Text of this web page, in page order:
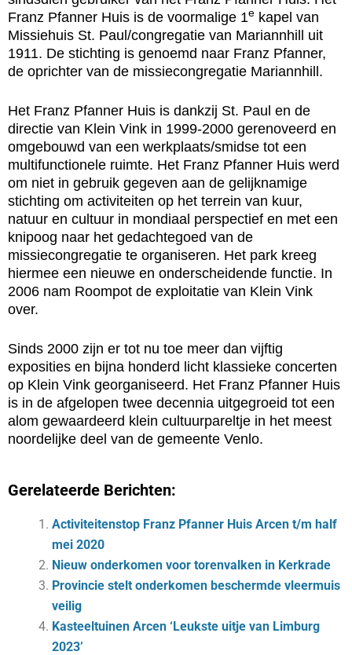
Franz Pfanner Huis is de voormalige 1e kapel van
Missiehuis St. Paul/congregatie van Mariannhill uit
1911. De stichting is genoemd naar Franz Pfanner,
de oprichter van de missiecongregatie Mariannhill.
Het Franz Pfanner Huis is dankzij St. Paul en de
directie van Klein Vink in 1999-2000 gerenoveerd en
omgebouwd van een werkplaats/smidse tot een
multifunctionele ruimte. Het Franz Pfanner Huis werd
om niet in gebruik gegeven aan de gelijknamige
stichting om activiteiten op het terrein van kuur,
natuur en cultuur in mondiaal perspectief en met een
knipoog naar het gedachtegoed van de
missiecongregatie te organiseren. Het park kreeg
hiermee een nieuwe en onderscheidende functie. In
2006 nam Roompot de exploitatie van Klein Vink
over.
Sinds 2000 zijn er tot nu toe meer dan vijftig
exposities en bijna honderd licht klassieke concerten
op Klein Vink georganiseerd. Het Franz Pfanner Huis
is in de afgelopen twee decennia uitgegroeid tot een
alom gewaardeerd klein cultuurpareltje in het meest
noordelijke deel van de gemeente Venlo.
Gerelateerde Berichten:
Activiteitenstop Franz Pfanner Huis Arcen t/m half
mei 2020
Nieuw onderkomen voor torenvalken in Kerkrade
Provincie stelt onderkomen beschermde vleermuis
veilig
Kasteeltuinen Arcen ‘Leukste uitje van Limburg
2023’